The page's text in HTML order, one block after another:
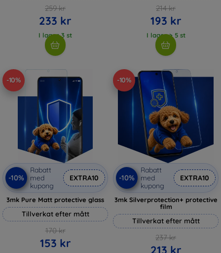
259 kr
233 kr
I lager 3 st
214 kr
193 kr
I lager > 5 st
-10%
-10%
Rabatt
med
kupong
EXTRA10
3mk Pure Matt protective glass
Tillverkat efter mått
170 kr
153 kr
-10%
-10%
Rabatt
med
kupong
EXTRA10
3mk Silverprotection+ protective
film
Tillverkat efter mått
237 kr
213 kr